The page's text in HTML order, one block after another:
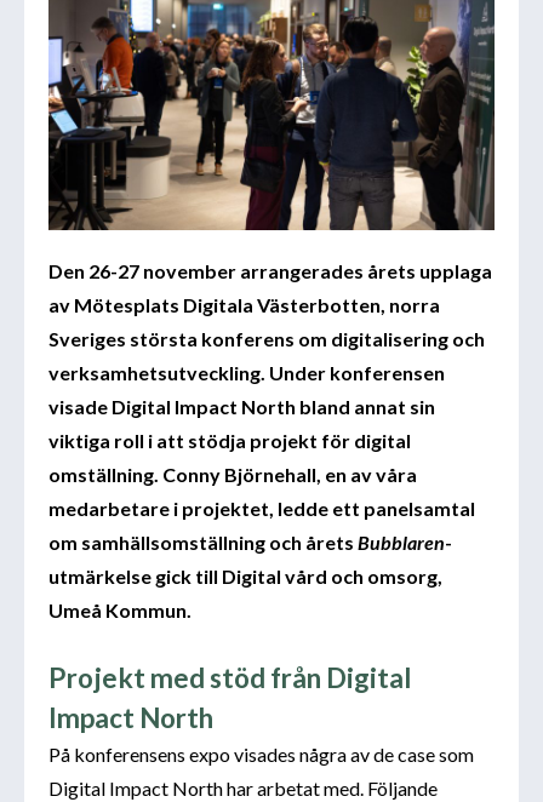
Den 26-27 november arrangerades årets upplaga
av Mötesplats Digitala Västerbotten, norra
Sveriges största konferens om digitalisering och
verksamhetsutveckling. Under konferensen
visade Digital Impact North bland annat sin
viktiga roll i att stödja projekt för digital
omställning. Conny Björnehall, en av våra
medarbetare i projektet, ledde ett panelsamtal
om samhällsomställning och årets Bubblaren-
utmärkelse gick till Digital vård och omsorg,
Umeå Kommun.
Projekt med stöd från Digital
Impact North
På konferensens expo visades några av de case som
Digital Impact North har arbetat med. Följande